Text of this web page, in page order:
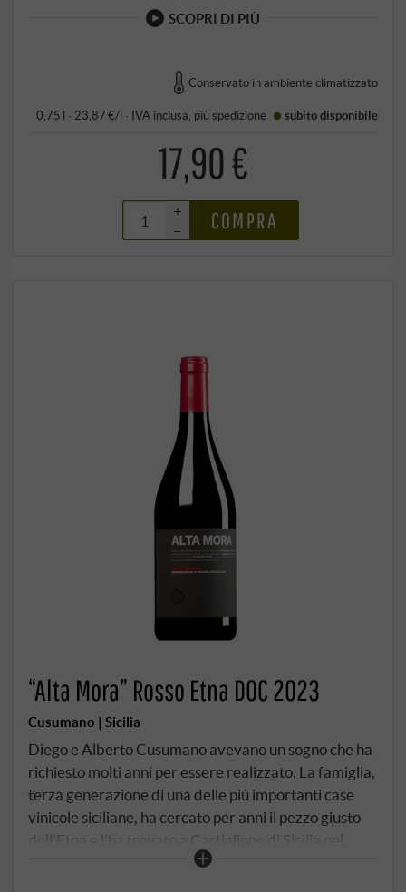
SCOPRI DI PIÙ
Conservato in ambiente climatizzato
0,75 l · 23,87 €/l · IVA inclusa, piùspedizione subito disponibile
17,90 €
+
–
COMPRA
“Alta Mora” Rosso Etna DOC 2023
Cusumano | Sicilia
Diego e Alberto Cusumano avevano un sogno che ha
richiesto molti anni per essere realizzato. La famiglia,
terza generazione di una delle più importanti case
vinicole siciliane, ha cercato per anni il pezzo giusto
dell'Etna e l'ha trovato a Castiglione di Sicilia nel
2013 – e l'ha trovato a Castiglione di Sicilia nel 2013.